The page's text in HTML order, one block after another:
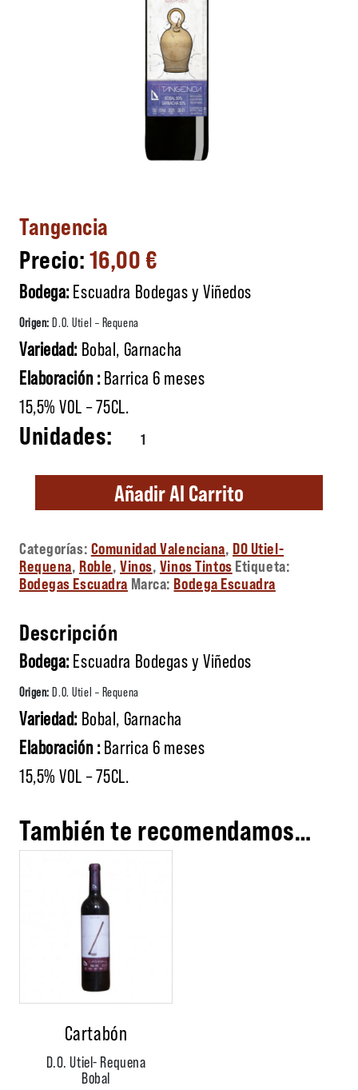
Tangencia
16,00€
Bodega:Escuadra Bodegas y Viñedos
Origen:D.O. Utiel – Requena
Variedad: Bobal, Garnacha
Elaboración :Barrica 6 meses
15,5% VOL – 75CL.
Tangencia cantidad
Añadir Al Carrito
Categorías: Comunidad Valenciana, DO Utiel-
Requena, Roble, Vinos, Vinos Tintos Etiqueta:
Bodegas Escuadra Marca: Bodega Escuadra
Descripción
Bodega:Escuadra Bodegas y Viñedos
Origen:D.O. Utiel – Requena
Variedad: Bobal, Garnacha
Elaboración :Barrica 6 meses
15,5% VOL – 75CL.
También te recomendamos…
Cartabón
D.O. Utiel- Requena
Bobal